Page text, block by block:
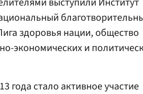
здоровья нации, общество
экономических и
года стало активное участие